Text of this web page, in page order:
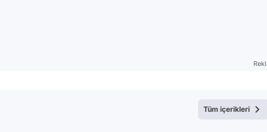
Tüm içerikleri